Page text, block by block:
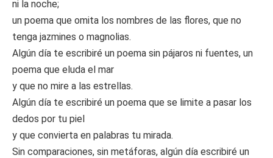
ni la noche;
un poema que omita los nombres de las flores, que no
tenga jazmines o magnolias.
Algún día te escribiré un poema sin pájaros ni fuentes, un
poema que eluda el mar
y que no mire a las estrellas.
Algún día te escribiré un poema que se limite a pasar los
dedos por tu piel
y que convierta en palabras tu mirada.
Sin comparaciones, sin metáforas, algún día escribiré un